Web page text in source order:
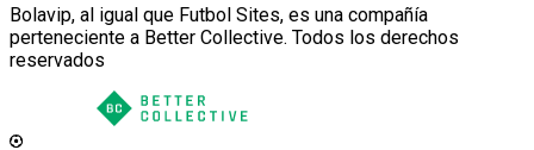
Bolavip, al igual que Futbol Sites, es una compañía
perteneciente a Better Collective. Todos los derechos
reservados